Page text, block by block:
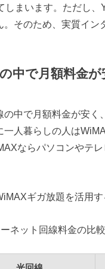
しまいます。ただし
そのため、実質イン
中で月額料金が
中で月額料金が安
人暮らしの人は
ならパソコンやテ
ギガ放題を活用
ネット回線料金の比較